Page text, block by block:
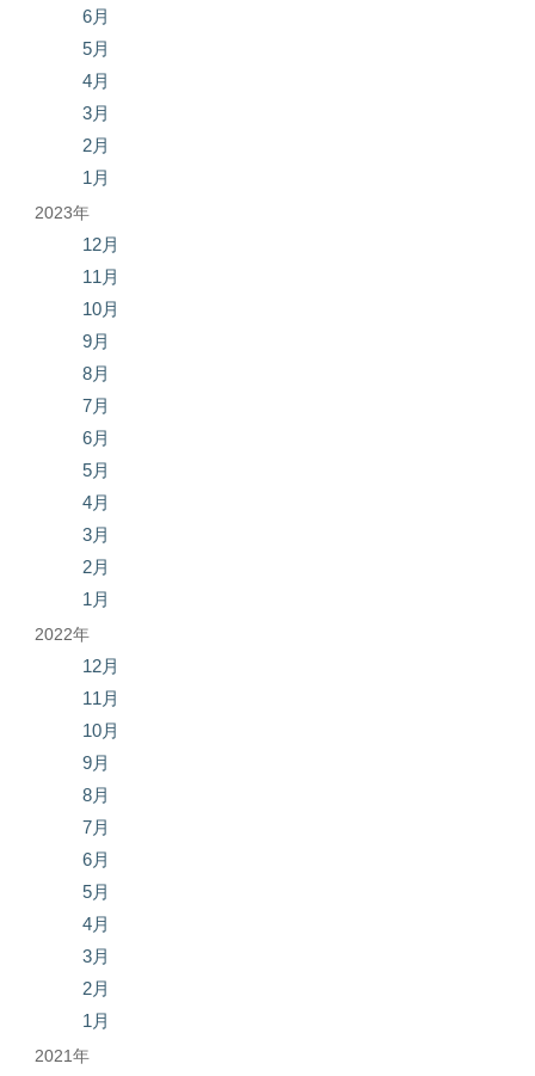
6月
5月
4月
3月
2月
1月
2023年
12月
11月
10月
9月
8月
7月
6月
5月
4月
3月
2月
1月
2022年
12月
11月
10月
9月
8月
7月
6月
5月
4月
3月
2月
1月
2021年